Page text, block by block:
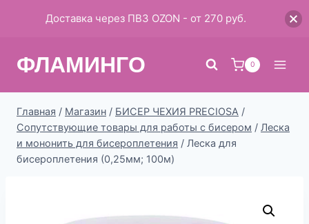
ФЛАМИНГО 0
Главная / Магазин / БИСЕР ЧЕХИЯ PRECIOSA /
Сопутствующие товары для работы с бисером / Леска
и мононить для бисероплетения / Леска для
бисероплетения (0,25мм; 100м)
Доставка через ПВЗ OZON - от 270 руб.